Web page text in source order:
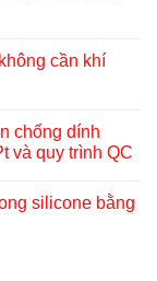
cần khí
chống dính
và quy trình QC
silicone bằng